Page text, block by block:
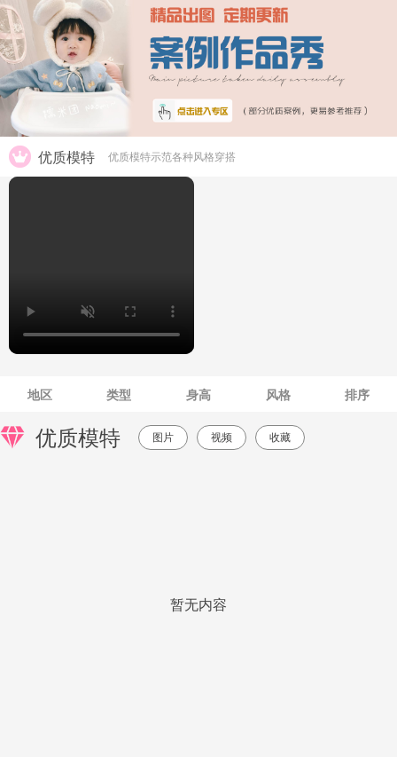
优质模特 优质模特示范各种风格穿搭
地区 类型 身高 风格 排序
优质模特 图片 视频 收藏
暂无内容